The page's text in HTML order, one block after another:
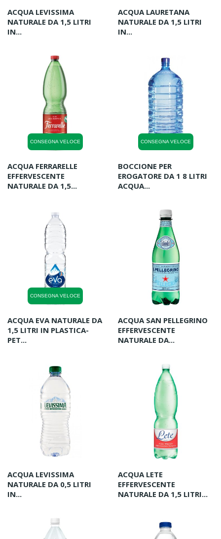
ACQUA LEVISSIMA
NATURALE DA 1,5 LITRI
IN...
ACQUA LAURETANA
NATURALE DA 1,5 LITRI
IN...
CONSEGNA VELOCE
ACQUA FERRARELLE
EFFERVESCENTE
NATURALE DA 1,5...
CONSEGNA VELOCE
BOCCIONE PER
EROGATORE DA 1 8 LITRI
ACQUA...
CONSEGNA VELOCE
ACQUA EVA NATURALE DA
1,5 LITRI IN PLASTICA-
PET...
ACQUA SAN PELLEGRINO
EFFERVESCENTE
NATURALE DA...
ACQUA LEVISSIMA
NATURALE DA 0,5 LITRI
IN...
ACQUA LETE
EFFERVESCENTE
NATURALE DA 1,5 LITRI...